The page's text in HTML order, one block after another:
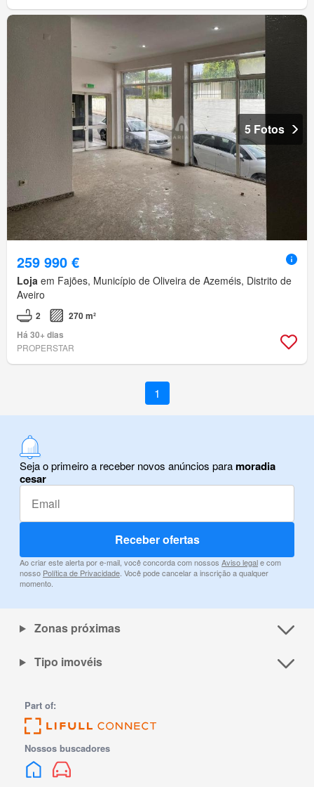
5 Fotos
259 990 €
Loja em Fajões, Município de Oliveira de Azeméis, Distrito de
Aveiro
2
270 m²
Há 30+ dias
PROPERSTAR
1
Seja o primeiro a receber novos anúncios paramoradia
cesar
Receber ofertas
Ao criar este alerta por e-mail, você concorda com nossos Aviso legale com
nosso Política de Privacidade. Você pode cancelar a inscrição a qualquer
momento.
Zonas próximas
Tipo imovéis
Part of:
Nossos buscadores